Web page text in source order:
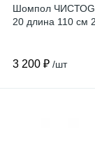
Шомпол
20 длина 110 см
3 200 ₽ /шт